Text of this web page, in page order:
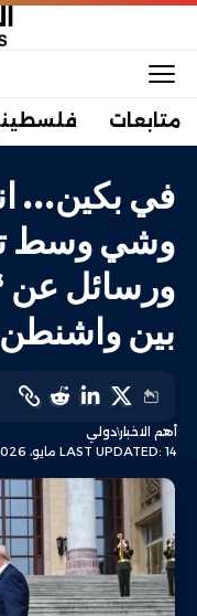
متابعات
في بكين…
وشي وسط
ورسائل عن
بين
LAST UPDATED: 14 مايو، 2026 8:43 ص
أهم الاخباردولي